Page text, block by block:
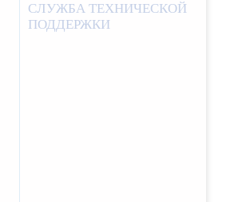
СЛУЖБА ТЕХНИЧЕСКОЙ
ПОДДЕРЖКИ